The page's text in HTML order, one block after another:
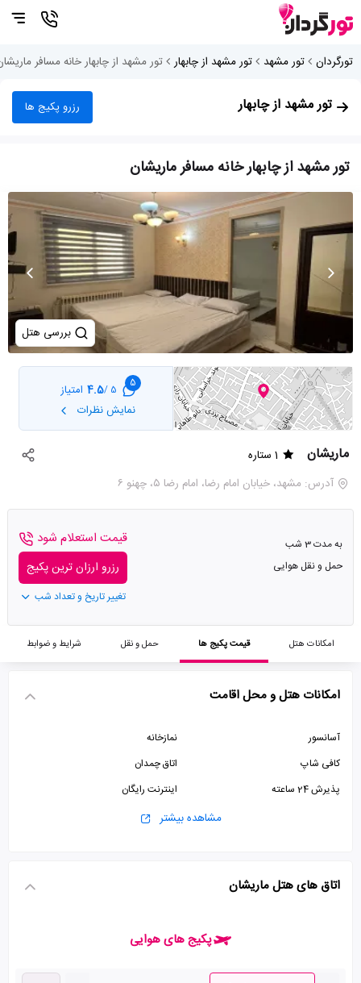
تورگردان تور مشهد تور مشهد از چابهار تور مشهد از چابهار خانه مسافر
تور مشهد از چابهار رزرو پکیج ها
تور مشهد از چابهار خانه مسافر ماریشان
بررسی هتل
5
5 /
4.5 امتیاز
نمایش نظرات
ماریشان
1 ستاره
آدرس: مشهد، خیابان امام رضا، امام رضا ۵، چهنو ۶
به مدت 3 شب
حمل و نقل هوایی
قیمت استعلام شود
رزرو ارزان ترین پکیج
تغییر تاریخ و تعداد شب
امکانات هتل قیمت پکیج ها حمل و نقل شرایط و ضوابط
امکانات هتل و محل اقامت
آسانسور
نمازخانه
کافی شاپ
اتاق چمدان
پذیرش 24 ساعته
اینترنت رایگان
مشاهده بیشتر
اتاق های هتل ماریشان
پکیج های هوایی